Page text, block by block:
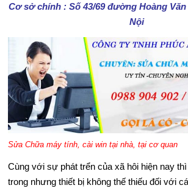
H
Ử
Cơ sở chính: Số 43/69 đường Hoàng
Nội
Sửa Chữa máy tính, cài win tại nhà, tại cơ quan
Cùng với sự phát trển của xã hôi hiện nay
trong nhưng thiết bị không thế thiếu đối với